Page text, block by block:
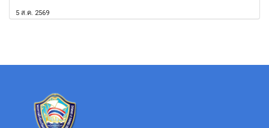
5 ส.ค. 2569